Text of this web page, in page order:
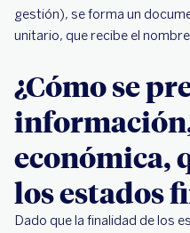
gestión), se forma un
unitario, que recibe el
¿Cómo se
económica,
los estados
Dado que la finalidad de los